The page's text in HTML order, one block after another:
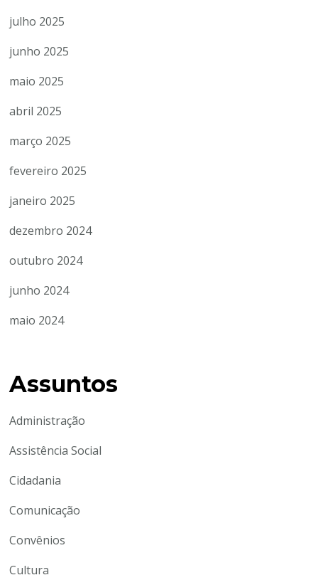
julho 2025
junho 2025
maio 2025
abril 2025
março 2025
fevereiro 2025
janeiro 2025
dezembro 2024
outubro 2024
junho 2024
maio 2024
Assuntos
Administração
Assistência Social
Cidadania
Comunicação
Convênios
Cultura